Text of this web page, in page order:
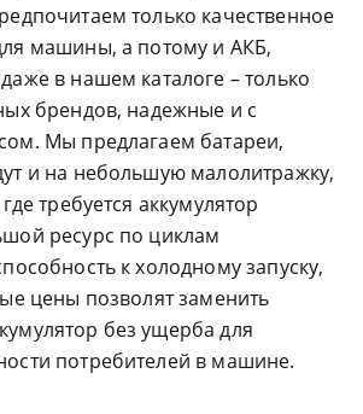
только качественное
машины, а потому и АКБ,
в нашем каталоге – только
брендов, надежные и с
Мы предлагаем батареи,
и на небольшую малолитражку,
требуется аккумулятор
ресурс по циклам
к холодному запуску,
цены позволят заменить
без ущерба для
потребителей в машине.